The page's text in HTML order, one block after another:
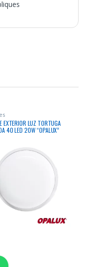
EXTERIOR LUZ TORTUGA
40 LED 20W “OPALUX”